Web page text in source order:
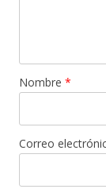
Nombre *
Correo